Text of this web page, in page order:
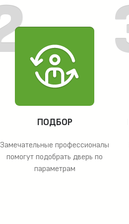
ПОДБОР
Замечательные профессионалы
помогут подобрать дверь по
параметрам